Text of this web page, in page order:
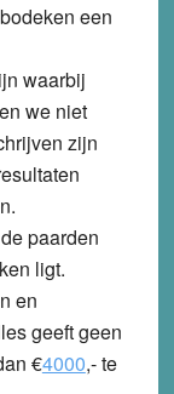
een
waarbij
we niet
zijn
paarden
ligt.
en
geeft geen
€4000,- te